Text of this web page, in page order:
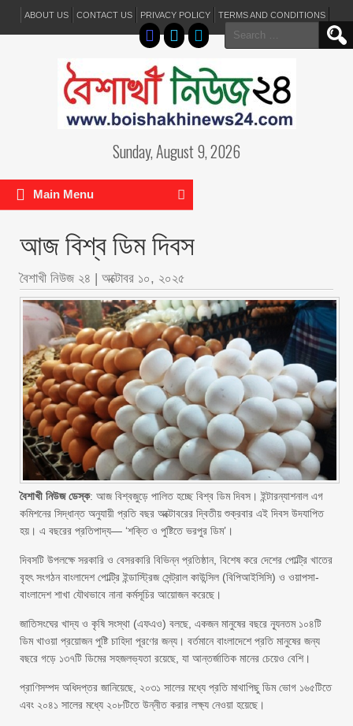
ABOUT US CONTACT US PRIVACY POLICY TERMS AND CONDITIONS
Search
for:
Sunday, August 9, 2026
Main Menu
আজ বিশ্ব ডিম দিবস
বৈশাখী নিউজ ২৪ | অক্টোবর ১০, ২০২৫
বৈশাখী নিউজ ডেস্ক: আজ বিশ্বজুড়ে পালিত হচ্ছে বিশ্ব ডিম দিবস। ইন্টারন্যাশনাল এগ
কমিশনের সিদ্ধান্ত অনুযায়ী প্রতি বছর অক্টোবরের দ্বিতীয় শুক্রবার এই দিবস উদযাপিত
হয়। এ বছরের প্রতিপাদ্য— ‘শক্তি ও পুষ্টিতে ভরপুর ডিম’।
দিবসটি উপলক্ষে সরকারি ও বেসরকারি বিভিন্ন প্রতিষ্ঠান, বিশেষ করে দেশের পোল্ট্রি খাতের
বৃহৎ সংগঠন বাংলাদেশ পোল্ট্রি ইন্ডাস্ট্রিজ সেন্ট্রাল কাউন্সিল (বিপিআইসিসি) ও ওয়াপসা-
বাংলাদেশ শাখা যৌথভাবে নানা কর্মসূচির আয়োজন করেছে।
জাতিসংঘের খাদ্য ও কৃষি সংস্থা (এফএও) বলছে, একজন মানুষের বছরে ন্যূনতম ১০৪টি
ডিম খাওয়া প্রয়োজন পুষ্টি চাহিদা পূরণের জন্য। বর্তমানে বাংলাদেশে প্রতি মানুষের জন্য
বছরে গড়ে ১৩৭টি ডিমের সহজলভ্যতা রয়েছে, যা আন্তর্জাতিক মানের চেয়েও বেশি।
প্রাণিসম্পদ অধিদপ্তর জানিয়েছে, ২০৩১ সালের মধ্যে প্রতি মাথাপিছু ডিম ভোগ ১৬৫টিতে
এবং ২০৪১ সালের মধ্যে ২০৮টিতে উন্নীত করার লক্ষ্য নেওয়া হয়েছে।